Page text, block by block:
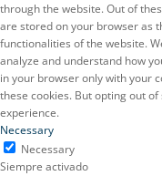
through the website. Out of
are stored on your browser as
functionalities of the website.
analyze and understand how
in your browser only with your
these cookies. But opting out
experience.
Necessary
Necessary
Siempre activado